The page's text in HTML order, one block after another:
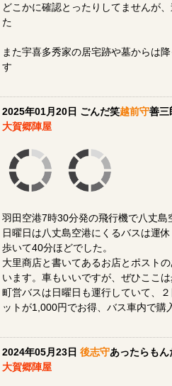
入り口の端ならとも考えましたがバ
どこかに確認とったりしてませんが
また宇喜多秀家の居宅跡や墓からは
2025年01月20日 ごんだ笑
羽田空港7時30分発の飛行機で八丈島
日曜日は八丈島空港にくるバスは運
歩いて40分ほどでした。
大里商店と書いてあるお店とポスト
います。車もいいですが、ぜひここ
町営バスは日曜日も運行していて、
2024年05月23日